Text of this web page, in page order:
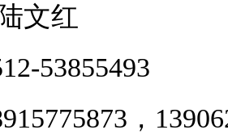
文红
53855493
，